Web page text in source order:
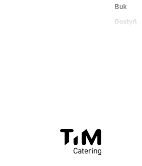
Buk
Gostyń